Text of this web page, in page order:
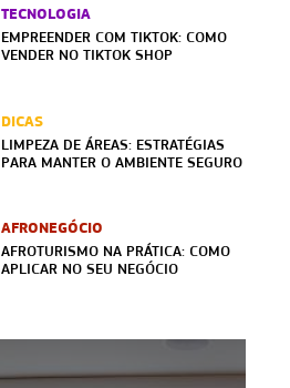
TECNOLOGIA
EMPREENDER COM TIKTOK: COMO
VENDER NO TIKTOK SHOP
DICAS
LIMPEZA DE ÁREAS: ESTRATÉGIAS
PARA MANTER O AMBIENTE SEGURO
AFRONEGÓCIO
AFROTURISMO NA PRÁTICA: COMO
APLICAR NO SEU NEGÓCIO